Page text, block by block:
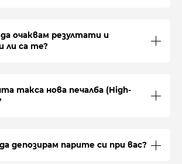
да очаквам резултати и
ли са те?
такса нова печалба (High-
депозирам парите си при вас?